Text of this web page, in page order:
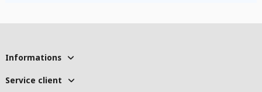
Informations
Service client